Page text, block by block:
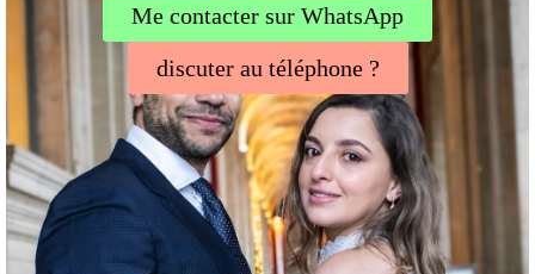
Me contacter sur WhatsApp
discuter au téléphone ?